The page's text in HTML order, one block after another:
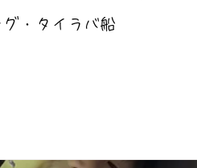
・タイラバ船